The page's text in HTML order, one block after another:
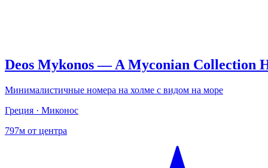
Deos Mykonos — A Myconian Collection
Минималистичные номера на холме с видом на море
Греция · Миконос
797м от центра